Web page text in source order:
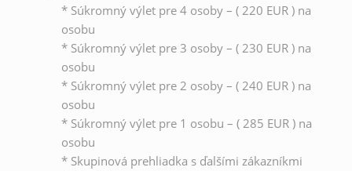
* Súkromný výlet pre 4 osoby – ( 220 EUR ) na
osobu
* Súkromný výlet pre 3 osoby – ( 230 EUR ) na
osobu
* Súkromný výlet pre 2 osoby – ( 240 EUR ) na
osobu
* Súkromný výlet pre 1 osobu – ( 285 EUR ) na
osobu
* Skupinová prehliadka s ďalšími zákazníkmi